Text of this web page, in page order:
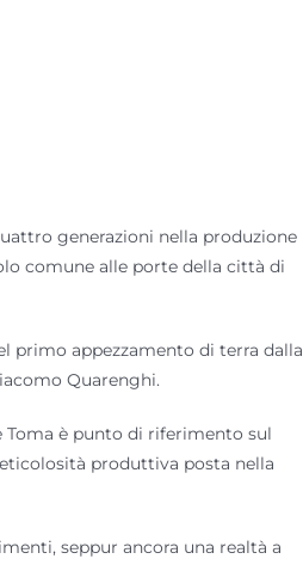
generazioni nella produzione
comune alle porte della città di
primo appezzamento di terra dalla
Quarenghi.
Toma è punto di riferimento sul
produttiva posta nella
seppur ancora una realtà a